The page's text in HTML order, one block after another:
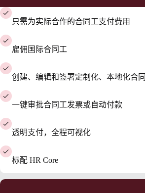
只需为实际合作的合同工支付费用
雇佣国际合同工
创建、编辑和签署定制化、本地化合同
一键审批合同工发票或自动付款
透明支付，全程可视化
标配 HR Core